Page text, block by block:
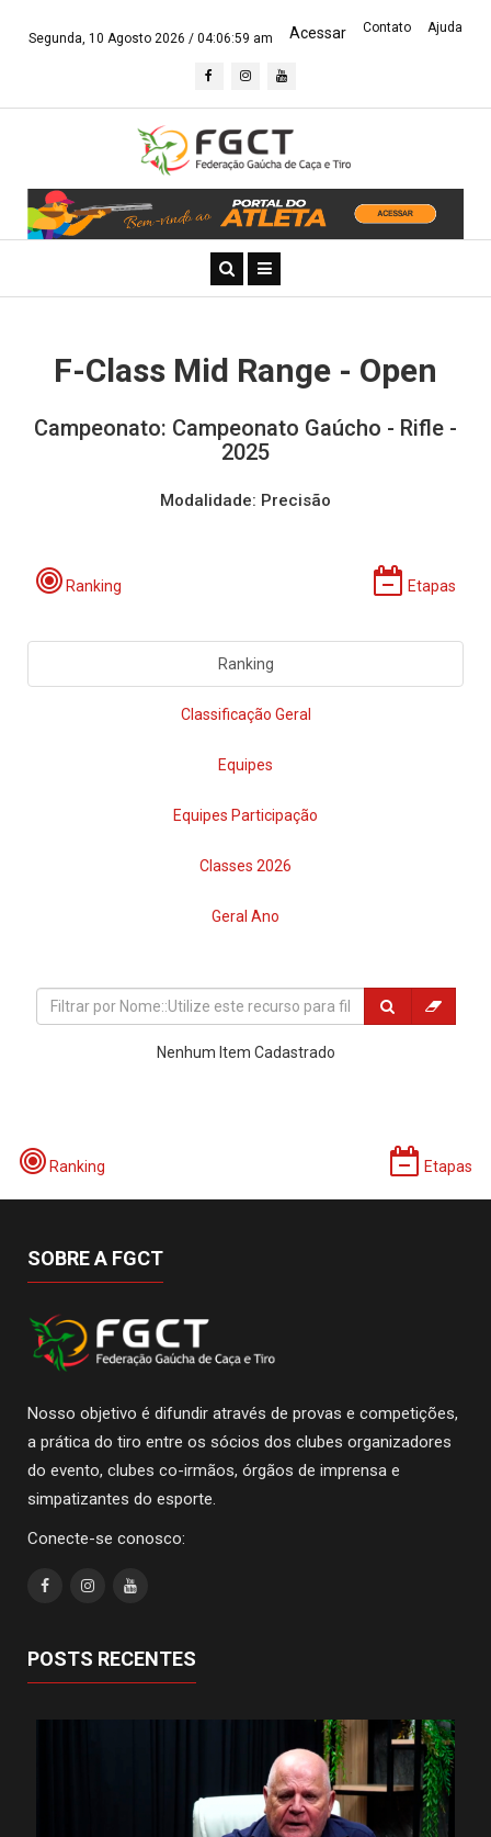
Segunda, 10 Agosto 2026 / 04:06:59 am Acessar Contato Ajuda
F-Class Mid Range - Open
Campeonato: Campeonato Gaúcho - Rifle -
2025
Modalidade: Precisão
Ranking Etapas
Ranking
Classificação Geral
Equipes
Equipes Participação
Classes 2026
Geral Ano
Nenhum Item Cadastrado
Ranking Etapas
SOBRE A FGCT
Nosso objetivo é difundir através de provas e competições,
a prática do tiro entre os sócios dos clubes organizadores
do evento, clubes co-irmãos, órgãos de imprensa e
simpatizantes do esporte.
Conecte-se conosco:
POSTS RECENTES